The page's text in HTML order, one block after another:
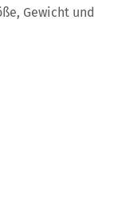
Gewicht und